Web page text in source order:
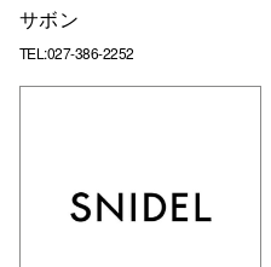
サボン
TEL:027-386-2252